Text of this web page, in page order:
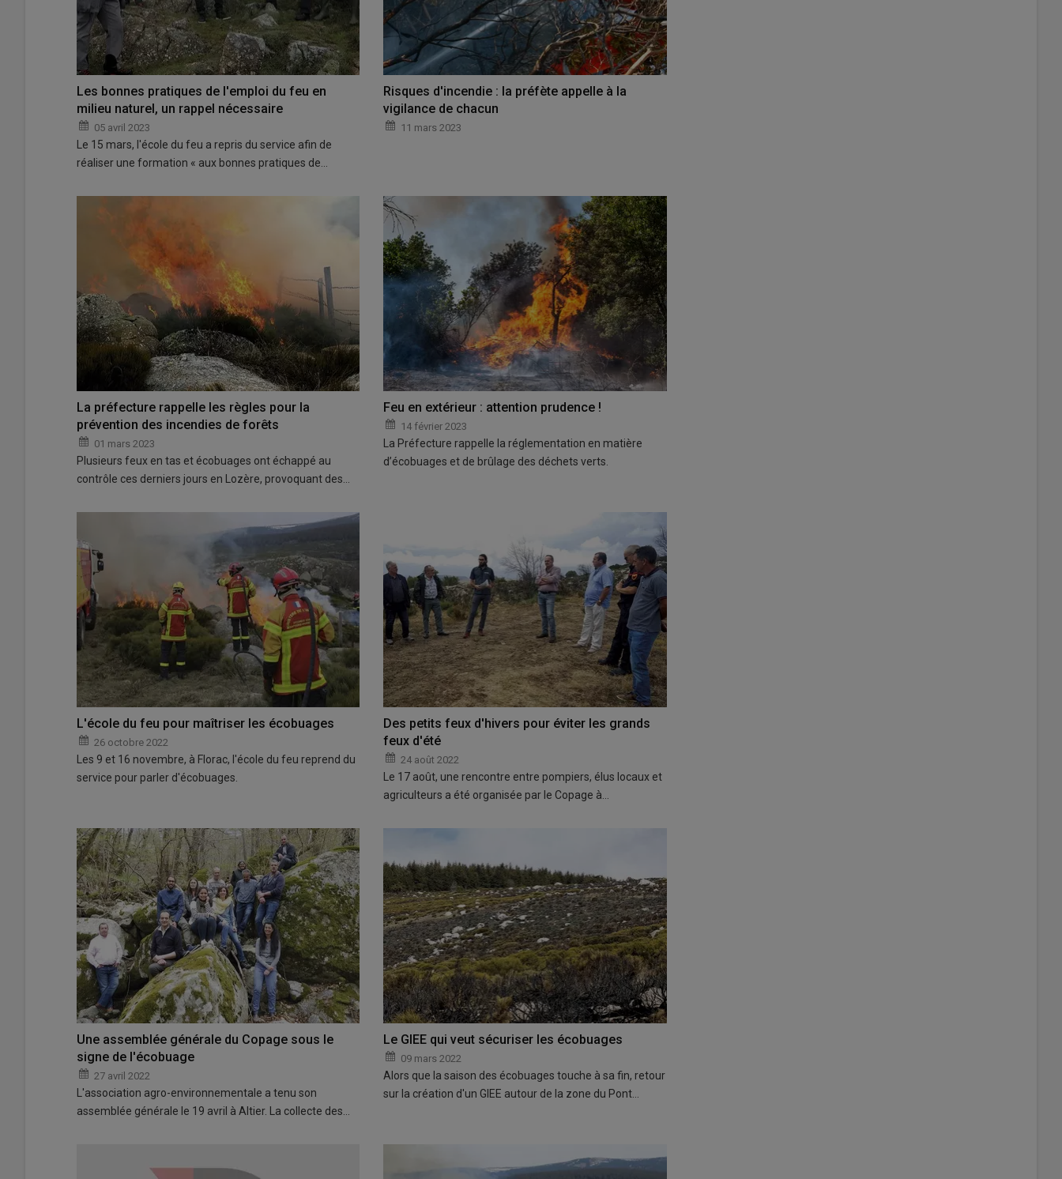
Les bonnes pratiques de l'emploi du feu en
milieu naturel, un rappel nécessaire
05 avril 2023
Le 15 mars, l'école du feu a repris du service afin de
réaliser une formation « aux bonnes pratiques de…
Risques d'incendie : la préfète appelle à la
vigilance de chacun
11 mars 2023
La préfecture rappelle les règles pour la
prévention des incendies de forêts
01 mars 2023
Plusieurs feux en tas et écobuages ont échappé au
contrôle ces derniers jours en Lozère, provoquant des…
Feu en extérieur : attention prudence !
14 février 2023
La Préfecture rappelle la réglementation en matière
d’écobuages et de brûlage des déchets verts.
L'école du feu pour maîtriser les écobuages
26 octobre 2022
Les 9 et 16 novembre, à Florac, l'école du feu reprend du
service pour parler d'écobuages.
Des petits feux d'hivers pour éviter les grands
feux d'été
24 août 2022
Le 17 août, une rencontre entre pompiers, élus locaux et
agriculteurs a été organisée par le Copage à…
Une assemblée générale du Copage sous le
signe de l'écobuage
27 avril 2022
L'association agro-environnementale a tenu son
assemblée générale le 19 avril à Altier. La collecte des…
Le GIEE qui veut sécuriser les écobuages
09 mars 2022
Alors que la saison des écobuages touche à sa fin, retour
sur la création d'un GIEE autour de la zone du Pont…